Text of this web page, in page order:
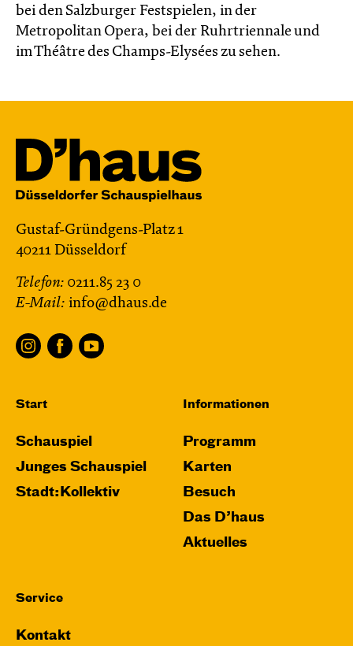
bei den Salzburger Festspielen, in der
Metropolitan Opera, bei der Ruhrtriennale und
im Théâtre des Champs-Elysées zu sehen.
Gustaf-Gründgens-Platz 1
40211 Düsseldorf
Telefon: 0211.85 23 0
E-Mail: info@dhaus.de
Start
Schauspiel
Junges Schauspiel
Stadt:Kollektiv
Informationen
Programm
Karten
Besuch
Das D’haus
Aktuelles
Service
Kontakt